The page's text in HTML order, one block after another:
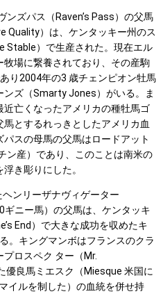
ズパス（Raven’s Pass）の父馬
Quality）は、ケンタッキー州のス
Stable）で生産された。現在エル
場に繋養されており、その産駒
り2004年の3 歳チェンピオン牡馬
ンズ（Smarty Jones）がいる。ま
亡くなったアメリカの種牡馬ゴ
とするれっきとしたアメリカ血
スの母馬の父馬はロードアット
産）であり、このことは南米の
き彫りにした。
ンリーザナヴィゲーター
ギニー馬）の父馬は、ケンタッキ
End）で大きな成功を収めたキ
。キングマンボはフランスのクラ
ロスペク ター（Mr.
良馬ミエスク（Miesque 米国に
イルを制した）の血統を併せ持